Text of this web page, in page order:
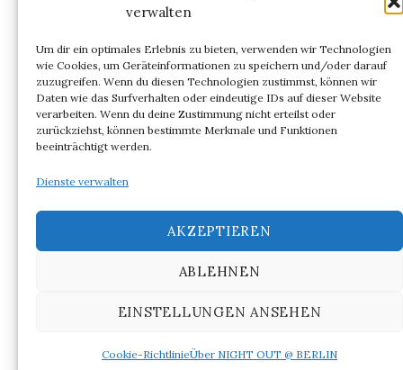
verwalten
Um dir ein optimales Erlebnis zu bieten, verwenden wir Technologien
wie Cookies, um Geräteinformationen zu speichern und/oder darauf
zuzugreifen. Wenn du diesen Technologien zustimmst, können wir
Daten wie das Surfverhalten oder eindeutige IDs auf dieser Website
verarbeiten. Wenn du deine Zustimmung nicht erteilst oder
zurückziehst, können bestimmte Merkmale und Funktionen
beeinträchtigt werden.
Dienste verwalten
AKZEPTIEREN
ABLEHNEN
EINSTELLUNGEN ANSEHEN
Cookie-RichtlinieÜber NIGHT OUT @ BERLIN
ARCHIV
Archiv
© 2026NIGHT OUT @ BERLIN